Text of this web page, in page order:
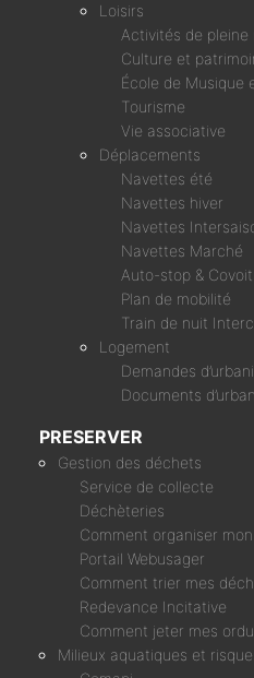
Loisirs
Activités de pleine
Culture et
École de Musique
Tourisme
Vie associative
Déplacements
Navettes été
Navettes hiver
Navettes
Navettes Marché
Auto-stop &
Plan de mobilité
Train de nuit
Logement
Demandes
Documents
PRESERVER
Gestion des déchets
Service de collecte
Déchèteries
Comment organiser
Portail Webusager
Comment trier mes
Redevance Incitative
Comment jeter mes
Milieux aquatiques et